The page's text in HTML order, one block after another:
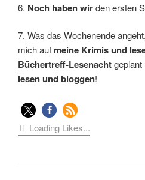
6. Noch haben wirden ersten
7. Was das Wochenende
mich auf meine Krimis und
Büchertreff-Lesenacht
lesen und bloggen!
Loading Likes...